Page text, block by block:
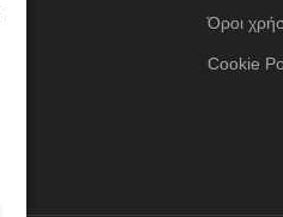
Όροι
Cookie